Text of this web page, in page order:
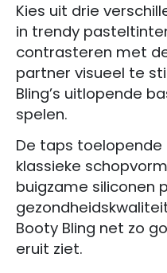
Kies uit drie
in trendy
contrasteren met
partner visueel te
Bling’s uitlopende
spelen.
De taps toelopende
klassieke
buigzame siliconen
Booty Bling net zo
eruit ziet.